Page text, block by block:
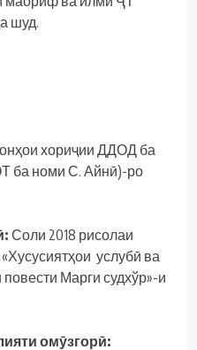
шуд.
хориҷии ДДОД ба
ба номи С. Айнӣ)-ро
: Соли 2018 рисолаи
услубӣ ва
Марги судхўр»-и
омӯзгорӣ: